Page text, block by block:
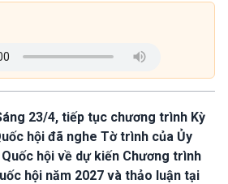
23/4, tiếp tục chương trình Kỳ
hội đã nghe Tờ trình của Ủy
hội về dự kiến Chương trình
hội năm 2027 và thảo luận tại